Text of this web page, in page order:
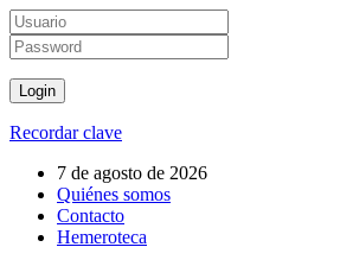
Recordar clave
7 de agosto de 2026
Quiénes somos
Contacto
Hemeroteca